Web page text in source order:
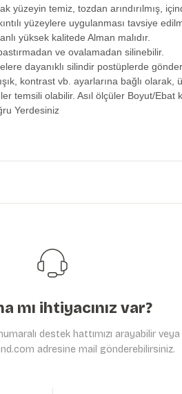
yüzeyin temiz, tozdan arındırılmış,
yüzeylere uygulanması tavsiye
yüksek kalitede Alman malıdır.
ve ovalamadan silinebilir.
dayanıklı silindir postüplerde
ışık, kontrast vb. ayarlarına bağlı
temsili olabilir. Asıl ölçüler Boyut/Ebat
Yerdesiniz
alternatifler olmalı.
mı ihtiyacınız var?
destek hattımızı arayabilir veya
adresine mail gönderebilirsiniz.